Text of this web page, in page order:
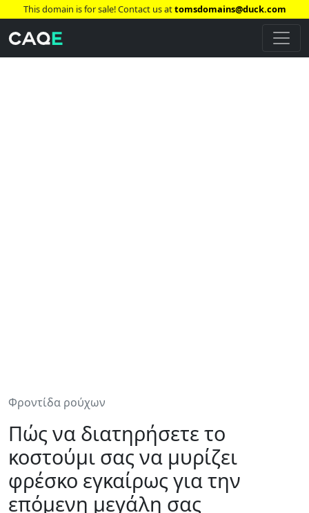
This domain is for sale! Contact us attomsdomains@duck.com
Φροντίδα ρούχων
Πώς να διατηρήσετε το
κοστούμι σας να μυρίζει
φρέσκο εγκαίρως για την
επόμενη μεγάλη σας